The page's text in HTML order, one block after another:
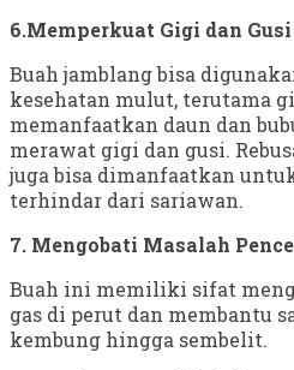
6.Memperkuat Gigi dan Gusi
Buah jamblang bisa
kesehatan mulut, terutama
memanfaatkan daun dan
merawat gigi dan gusi.
juga bisa dimanfaatkan
terhindar dari sariawan.
7. Mengobati Masalah
Buah ini memiliki sifat
gas di perut dan membantu
kembung hingga sembelit.